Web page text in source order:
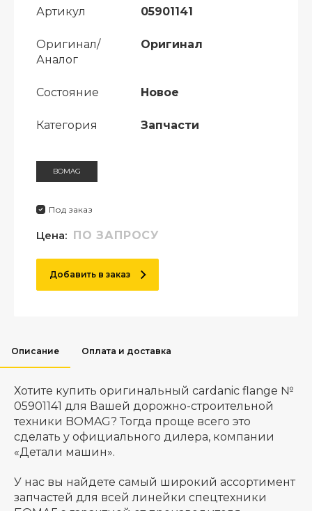
Артикул 05901141
Оригинал/
Аналог
Оригинал
Состояние Новое
Категория Запчасти
BOMAG
Под заказ
Цена: ПО ЗАПРОСУ
Добавить в заказ
Описание Оплата и доставка
Хотите купить оригинальный cardanic flange №
05901141 для Вашей дорожно-строительной
техники BOMAG? Тогда проще всего это
сделать у официального дилера, компании
«Детали машин».
У нас вы найдете самый широкий ассортимент
запчастей для всей линейки спецтехники